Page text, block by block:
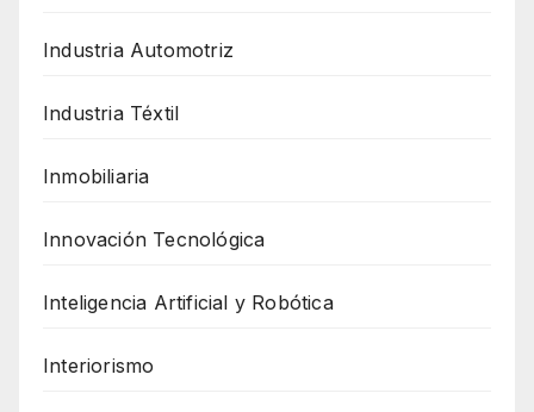
Industria Automotriz
Industria Téxtil
Inmobiliaria
Innovación Tecnológica
Inteligencia Artificial y Robótica
Interiorismo